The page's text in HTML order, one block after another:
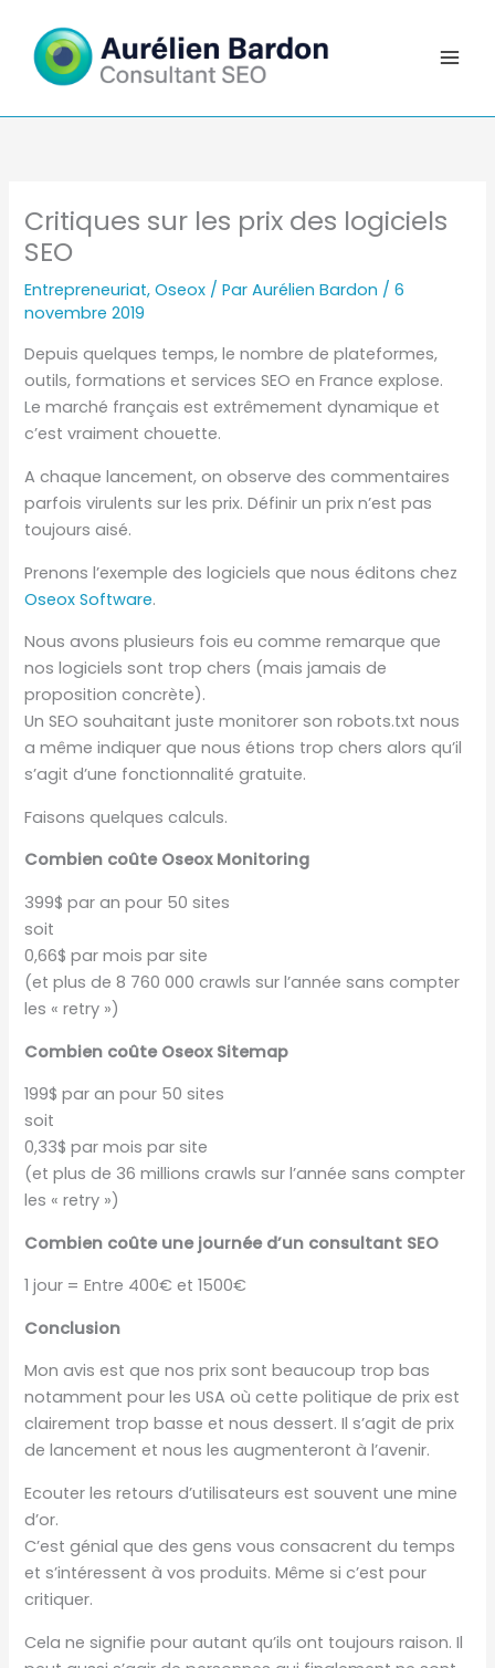
contenu
Critiques sur les prix des logiciels
SEO
Entrepreneuriat,Oseox / ParAurélien Bardon /6
novembre 2019
Depuis quelques temps, le nombre de plateformes,
outils, formations et services SEO en France explose.
Le marché français est extrêmement dynamique et
c’est vraiment chouette.
A chaque lancement, on observe des commentaires
parfois virulents sur les prix. Définir un prix n’est pas
toujours aisé.
Prenons l’exemple des logiciels que nous éditons chez
Oseox Software.
Nous avons plusieurs fois eu comme remarque que
nos logiciels sont trop chers (mais jamais de
proposition concrète).
Un SEO souhaitant juste monitorer son robots.txt nous
a même indiquer que nous étions trop chers alors qu’il
s’agit d’une fonctionnalité gratuite.
Faisons quelques calculs.
Combien coûte Oseox Monitoring
399$ par an pour 50 sites
soit
0,66$ par mois par site
(et plus de 8 760 000 crawls sur l’année sans compter
les « retry »)
Combien coûte Oseox Sitemap
199$ par an pour 50 sites
soit
0,33$ par mois par site
(et plus de 36 millions crawls sur l’année sans compter
les « retry »)
Combien coûte une journée d’un consultant SEO
1 jour = Entre 400€ et 1500€
Conclusion
Mon avis est que nos prix sont beaucoup trop bas
notamment pour les USA où cette politique de prix est
clairement trop basse et nous dessert. Il s’agit de prix
de lancement et nous les augmenteront à l’avenir.
Ecouter les retours d’utilisateurs est souvent une mine
d’or.
C’est génial que des gens vous consacrent du temps
et s’intéressent à vos produits. Même si c’est pour
critiquer.
Cela ne signifie pour autant qu’ils ont toujours raison. Il